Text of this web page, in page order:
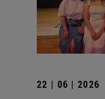
22 | 06 | 2026